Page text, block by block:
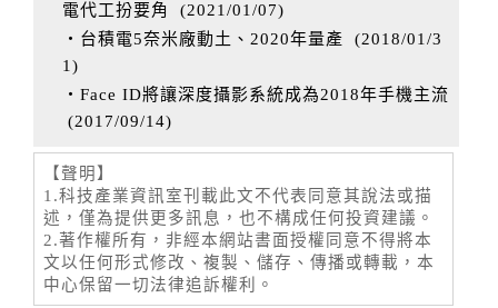
電代工扮要角
(2021/01/07)
‧台積電5奈米廠動土、2020年量產 (2018/01/3
1 )
‧Face ID將讓深度攝影系統成為2018年手機主流
(2017/09/14)
【聲明】
1.科技產業資訊室刊載此文不代表同意其說法或描
述，僅為提供更多訊息，也不構成任何投資建議。
2.著作權所有，非經本網站書面授權同意不得將本
文以任何形式修改、複製、儲存、傳播或轉載，本
中心保留一切法律追訴權利。